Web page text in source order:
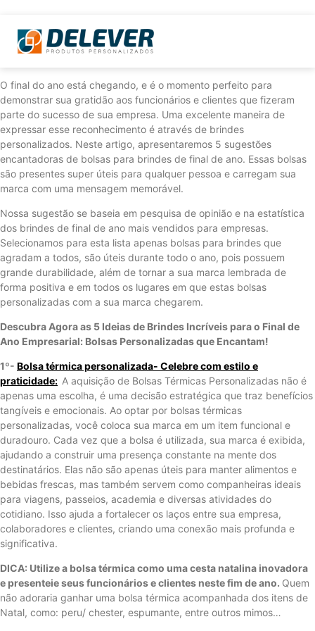
O final do ano está chegando, e é o momento perfeito para
demonstrar sua gratidão aos funcionários e clientes que fizeram
parte do sucesso de sua empresa. Uma excelente maneira de
expressar esse reconhecimento é através de brindes
personalizados. Neste artigo, apresentaremos 5 sugestões
encantadoras de bolsas para brindes de final de ano. Essas bolsas
são presentes super úteis para qualquer pessoa e carregam sua
marca com uma mensagem memorável.
Nossa sugestão se baseia em pesquisa de opinião e na estatística
dos brindes de final de ano mais vendidos para empresas.
Selecionamos para esta lista apenas bolsas para brindes que
agradam a todos, são úteis durante todo o ano, pois possuem
grande durabilidade, além de tornar a sua marca lembrada de
forma positiva e em todos os lugares em que estas bolsas
personalizadas com a sua marca chegarem.
Descubra Agora as 5 Ideias de Brindes Incríveis para o Final de
Ano Empresarial: Bolsas Personalizadas que Encantam!
1º- Bolsa térmica personalizada- Celebre com estilo e
praticidade: A aquisição de Bolsas Térmicas Personalizadas não é
apenas uma escolha, é uma decisão estratégica que traz benefícios
tangíveis e emocionais. Ao optar por bolsas térmicas
personalizadas, você coloca sua marca em um item funcional e
duradouro. Cada vez que a bolsa é utilizada, sua marca é exibida,
ajudando a construir uma presença constante na mente dos
destinatários. Elas não são apenas úteis para manter alimentos e
bebidas frescas, mas também servem como companheiras ideais
para viagens, passeios, academia e diversas atividades do
cotidiano. Isso ajuda a fortalecer os laços entre sua empresa,
colaboradores e clientes, criando uma conexão mais profunda e
significativa.
DICA: Utilize a bolsa térmica como uma cesta natalina inovadora
e presenteie seus funcionários e clientes neste fim de ano. Quem
não adoraria ganhar uma bolsa térmica acompanhada dos itens de
Natal, como: peru/ chester, espumante, entre outros mimos…